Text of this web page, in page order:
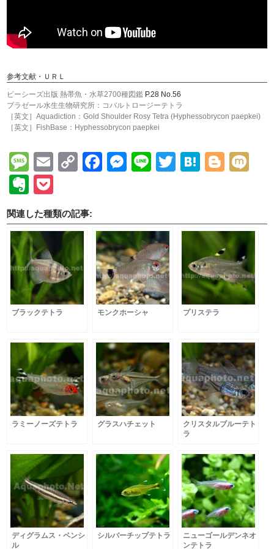
参考文献・ＵＲＬ
ピーシーズ出版 熱帯魚・水草2700種図鑑 P.28 No.56
プラゼール水生生物研究所：コバルトロージーテトラ
［英文］Aquadiction：Gold Shoulder Rosy Tetra (Hyphessobrycon paepkei)
［英文］FishBase：Hyphessobrycon paepkei
Message
EmailCopyFacebook
Messenger
LineTwitter
Hatena
Evernote
関連した種類の記事:
ブラックテトラ モンクホーシャ プリステラ
ラミーノーズテトラ グラスハチェット
クリスタルブルーテト
ラ
ディグラムス・ペンシ
ル
シルバーチップテトラ
ニューゴールデンネオ
ンテトラ